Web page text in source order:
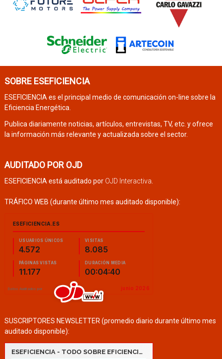
SOBRE ESEFICIENCIA
ESEFICIENCIA es el principal medio de comunicación on-line sobre la
Eficiencia Energética.
Publica diariamente noticias, artículos, entrevistas, TV, etc. y ofrece
la información más relevante y actualizada sobre el sector.
AUDITADO POR OJD
ESEFICIENCIA está auditado por OJD Interactiva
TRÁFICO WEB (durante último mes auditado disponible):
SUSCRIPTORES NEWSLETTER (promedio diario durante último mes
auditado disponible):